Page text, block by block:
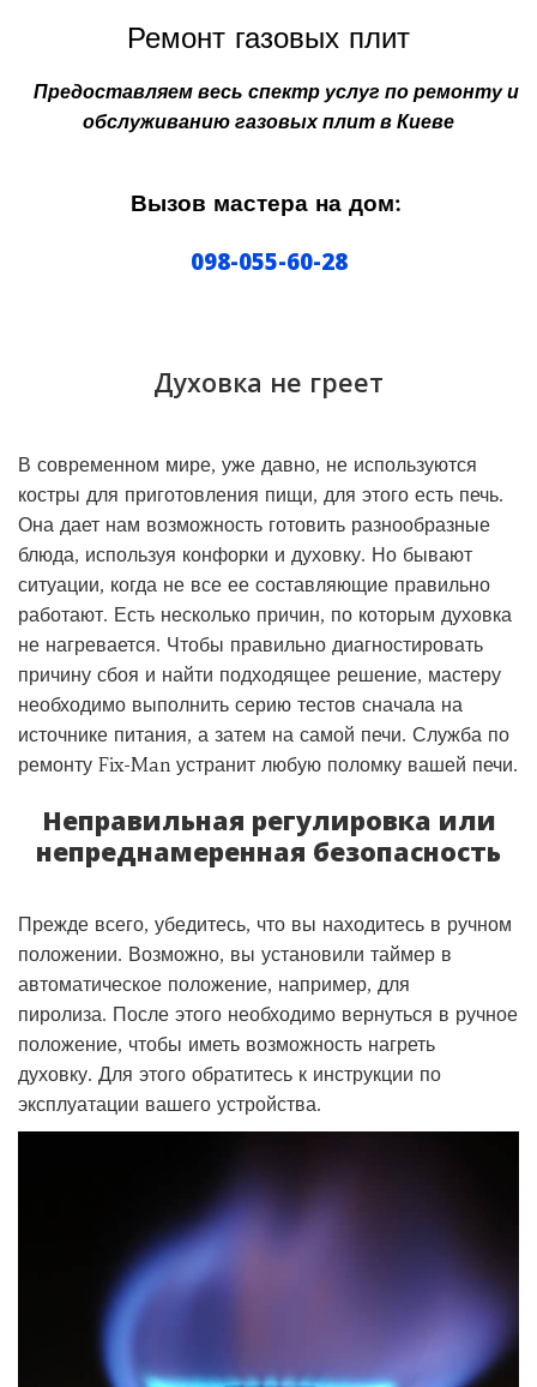
Ремонт газовых плит
Предоставляем весь спектр услуг по ремонту и
обслуживанию газовых плит в Киеве
Вызов мастера на дом:
098-055-60-28
Духовка не греет
В современном мире, уже давно, не используются
костры для приготовления пищи, для этого есть печь.
Она дает нам возможность готовить разнообразные
блюда, используя конфорки и духовку. Но бывают
ситуации, когда не все ее составляющие правильно
работают. Есть несколько причин, по которым духовка
не нагревается. Чтобы правильно диагностировать
причину сбоя и найти подходящее решение, мастеру
необходимо выполнить серию тестов сначала на
источнике питания, а затем на самой печи. Служба по
ремонту Fix-Man устранит любую поломку вашей печи.
Неправильная регулировка или
непреднамеренная безопасность
Прежде всего, убедитесь, что вы находитесь в ручном
положении. Возможно, вы установили таймер в
автоматическое положение, например, для
пиролиза. После этого необходимо вернуться в ручное
положение, чтобы иметь возможность нагреть
духовку. Для этого обратитесь к инструкции по
эксплуатации вашего устройства.